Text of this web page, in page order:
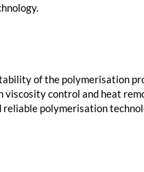
of the polymerisation
control and heat
polymerisation